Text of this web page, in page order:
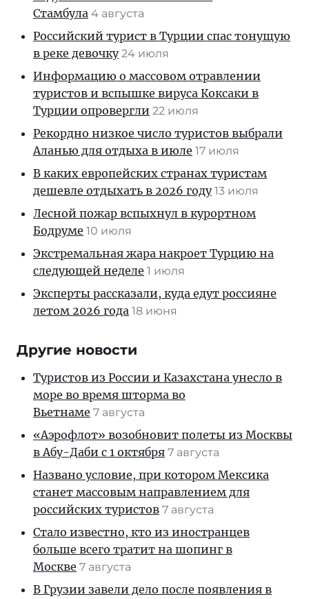
Стамбула 4 августа
Российский турист в Турции спас тонущую
в реке девочку 24 июля
Информацию о массовом отравлении
туристов и вспышке вируса Коксаки в
Турции опровергли 22 июля
Рекордно низкое число туристов выбрали
Аланью для отдыха в июле 17 июля
В каких европейских странах туристам
дешевле отдыхать в 2026 году 13 июля
Лесной пожар вспыхнул в курортном
Бодруме 10 июля
Экстремальная жара накроет Турцию на
следующей неделе 1 июля
Эксперты рассказали, куда едут россияне
летом 2026 года 18 июня
Другие новости
Туристов из России и Казахстана унесло в
море во время шторма во
Вьетнаме 7 августа
«Аэрофлот» возобновит полеты из Москвы
в Абу-Даби с 1 октября 7 августа
Названо условие, при котором Мексика
станет массовым направлением для
российских туристов 7 августа
Стало известно, кто из иностранцев
больше всего тратит на шопинг в
Москве 7 августа
В Грузии завели дело после появления в